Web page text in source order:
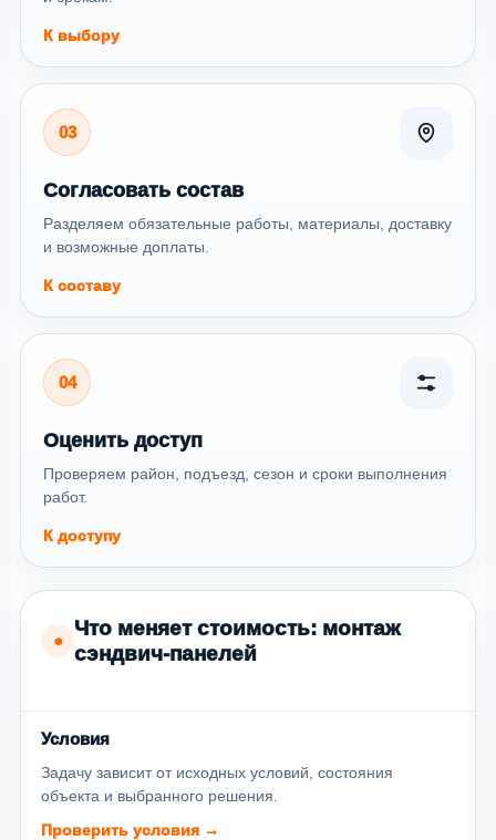
К выбору
03
Согласовать состав
Разделяем обязательные работы, материалы, доставку
и возможные доплаты.
К составу
04
Оценить доступ
Проверяем район, подъезд, сезон и сроки выполнения
работ.
К доступу
●
Что меняет стоимость: монтаж
сэндвич-панелей
Условия
Задачу зависит от исходных условий, состояния
объекта и выбранного решения.
Проверить условия →